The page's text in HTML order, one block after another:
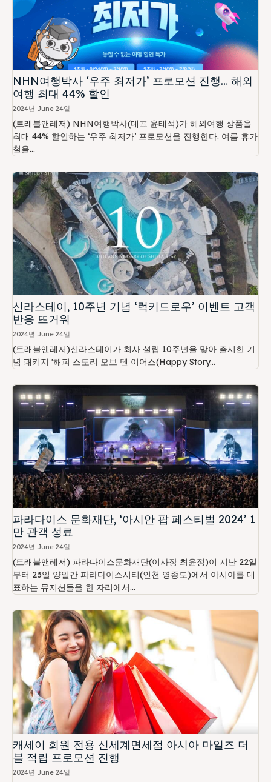
NHN여행박사 ‘우주 최저가’ 프로모션 진행… 해외
여행 최대 44% 할인
2024년 June 24일
(트래블앤레저) NHN여행박사(대표 윤태석)가 해외여행 상품을
최대 44% 할인하는 ‘우주 최저가’ 프로모션을 진행한다. 여름 휴가
철을...
신라스테이, 10주년 기념 ‘럭키드로우’ 이벤트 고객
반응 뜨거워
2024년 June 24일
(트래블앤레저)신라스테이가 회사 설립 10주년을 맞아 출시한 기
념 패키지 '해피 스토리 오브 텐 이어스(Happy Story...
파라다이스 문화재단, ‘아시안 팝 페스티벌 2024’ 1
만 관객 성료
2024년 June 24일
(트래블앤레저) 파라다이스문화재단(이사장 최윤정)이 지난 22일
부터 23일 양일간 파라다이스시티(인천 영종도)에서 아시아를 대
표하는 뮤지션들을 한 자리에서...
캐세이 회원 전용 신세계면세점 아시아 마일즈 더
블 적립 프로모션 진행
2024년 June 24일